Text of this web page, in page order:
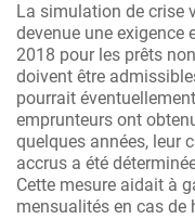
La simulation de crise
devenue une exigence
2018 pour les prêts
doivent être
pourrait
emprunteurs ont
quelques années, leur
accrus a été
Cette mesure aidait à
mensualités en cas de